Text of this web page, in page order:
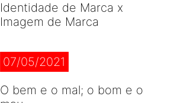
Identidade de Marca x
Imagem de Marca
07/05/2021
O bem e o mal; o bom e o